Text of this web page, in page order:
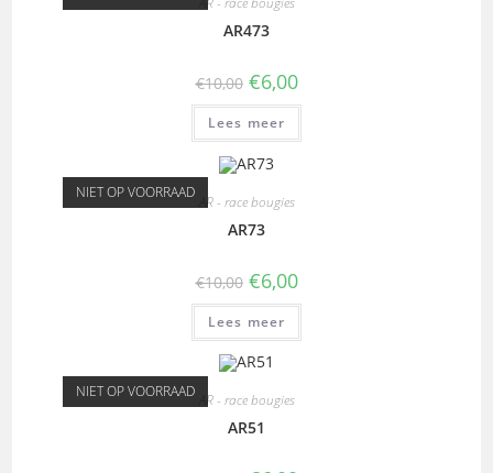
AR473
€10,00 €6,00
Lees meer
NIET OP VOORRAAD AR - race bougies
AR73
€10,00 €6,00
Lees meer
NIET OP VOORRAAD AR - race bougies
AR51